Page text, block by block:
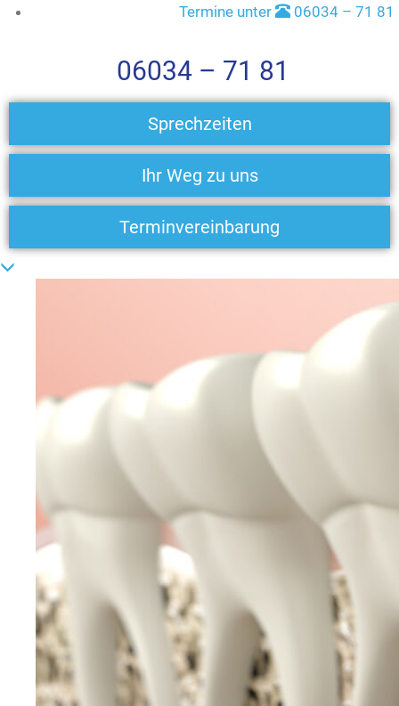
Termine unter
06034 – 71 81
06034 – 71 81
Sprechzeiten
Ihr Weg zu uns
Terminvereinbarung